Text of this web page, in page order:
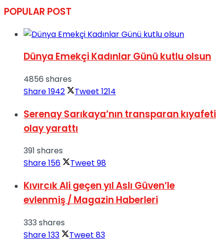
POPULAR POST
Dünya Emekçi Kadınlar Günü kutlu olsun
4856 shares
Share1942 Tweet 1214
Serenay Sarıkaya’nın transparan kıyafeti
olay yarattı
391 shares
Share156 Tweet 98
Kıvırcık Ali geçen yıl Aslı Güven’le
evlenmiş / Magazin Haberleri
333 shares
Share133 Tweet 83